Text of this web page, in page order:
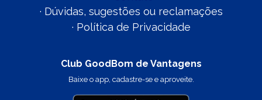
· Dúvidas, sugestões ou reclamações
· Política de Privacidade
Club GoodBom de Vantagens
Baixe o app, cadastre-se e aproveite.